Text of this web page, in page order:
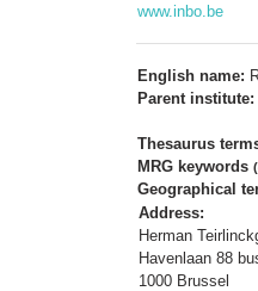
www.inbo.be
English name:
Parent institute:
Thesaurus
MRG keywords
Geographical
Address:
Herman
Havenlaan 88
1000 Brussel